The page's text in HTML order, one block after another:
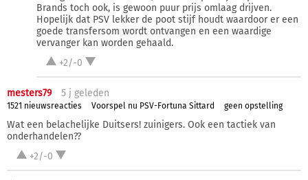
Brands toch ook, is gewoon puur prijs omlaag drijven.
Hopelijk dat PSV lekker de poot stijf houdt waardoor er een
goede transfersom wordt ontvangen en een waardige
vervanger kan worden gehaald.
+2/-0
mesters79 5 j geleden
1521 nieuwsreacties Voorspel nu PSV-Fortuna Sittard geen opstelling
Wat een belachelijke Duitsers! zuinigers. Ook een tactiek van
onderhandelen??
+2/-0